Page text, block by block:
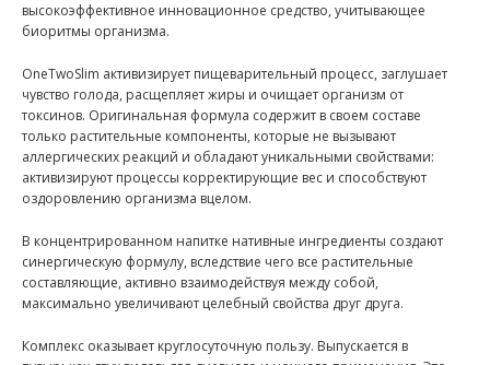
высокоэффективное инновационное средство, учитывающее
биоритмы организма.
OneTwoSlim активизирует пищеварительный процесс, заглушает
чувство голода, расщепляет жиры и очищает организм от
токсинов. Оригинальная формула содержит в своем составе
только растительные компоненты, которые не вызывают
аллергических реакций и обладают уникальными свойствами:
активизируют процессы корректирующие вес и способствуют
оздоровлению организма вцелом.
В концентрированном напитке нативные ингредиенты создают
синергическую формулу, вследствие чего все растительные
составляющие, активно взаимодействуя между собой,
максимально увеличивают целебный свойства друг друга.
Комплекс оказывает круглосуточную пользу. Выпускается в